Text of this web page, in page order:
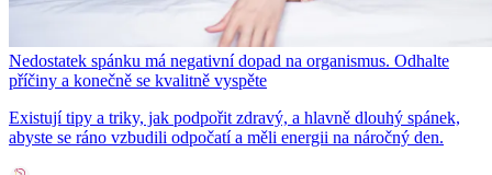
Nedostatek spánku má negativní dopad na organismus. Odhalte
příčiny a konečně se kvalitně vyspěte
Existují tipy a triky, jak podpořit zdravý, a hlavně dlouhý spánek,
abyste se ráno vzbudili odpočatí a měli energii na náročný den.